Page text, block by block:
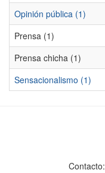
Opinión pública (1)
Prensa (1)
Prensa chicha (1)
Sensacionalismo (1)
Contacto: